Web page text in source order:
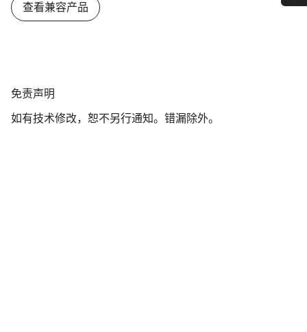
查看兼容产品
免
声
免责声明
如有技术修改，恕不另行通知。错漏除外。
您需要帮助吗？